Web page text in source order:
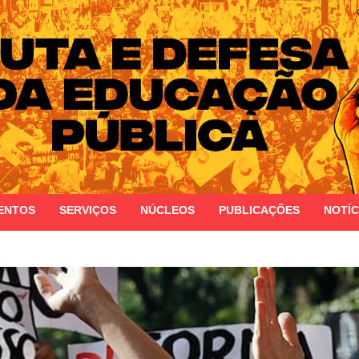
Estado do Rio Grande do Sul
SERVIÇOS NÚCLEOS PUBLICAÇÕES